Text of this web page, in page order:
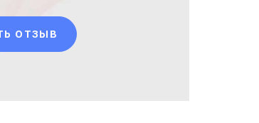
Договор можно
заключить, все
сертификация
ОТЗЫВ